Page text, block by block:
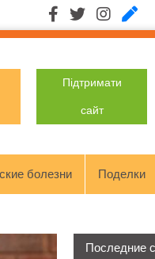
Підтримати
сайт
болезни Поделки
Последние